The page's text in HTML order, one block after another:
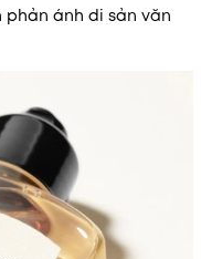
ánh di sản văn